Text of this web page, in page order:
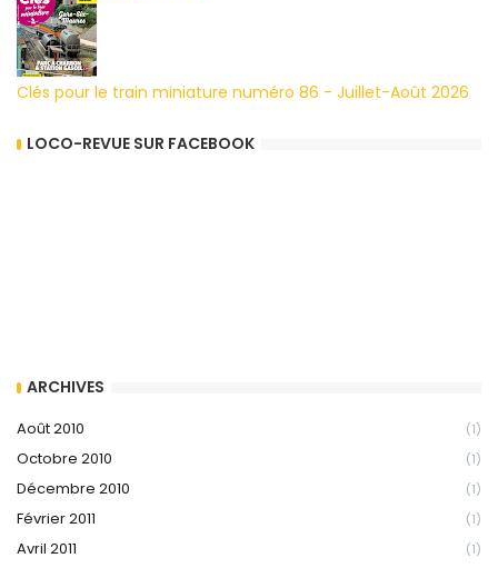
Clés pour le train miniature numéro 86 - Juillet-Août 2026
LOCO-REVUE SUR FACEBOOK
ARCHIVES
Août 2010 (1)
Octobre 2010 (1)
Décembre 2010 (1)
Février 2011 (1)
Avril 2011 (1)